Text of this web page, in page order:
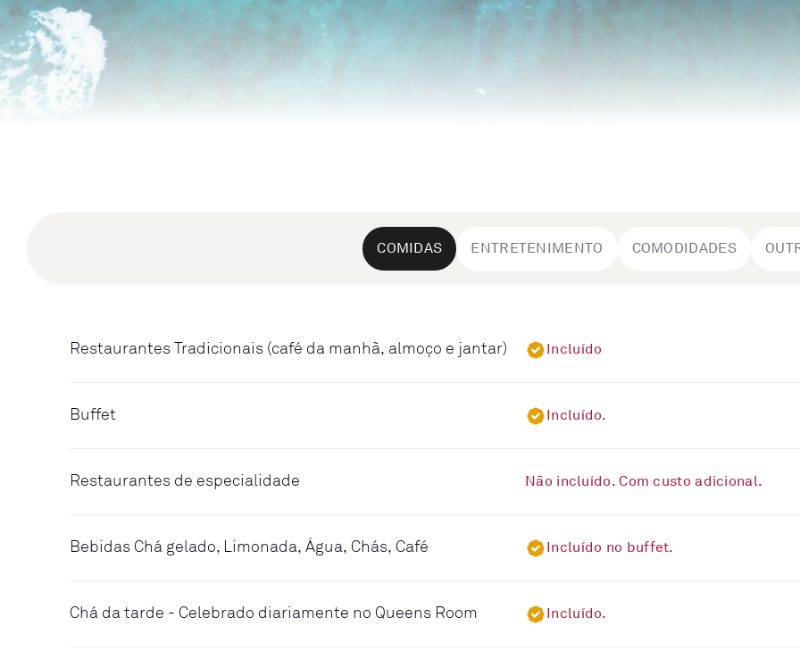
COMIDAS ENTRETENIMENTO COMODIDADES
Restaurantes Tradicionais (café da manhã, almoço e jantar) Incluído
Buffet Incluído.
Restaurantes de especialidade Não incluído. Com custo adicional.
Bebidas Chá gelado, Limonada, Água, Chás, Café Incluído no buffet.
Chá da tarde - Celebrado diariamente no Queens Room Incluído.